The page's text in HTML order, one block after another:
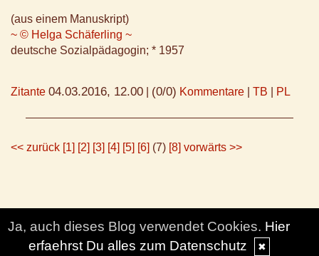
(aus einem Manuskript)
~ © Helga Schäferling ~
deutsche Sozialpädagogin; * 1957
Zitante 04.03.2016, 12.00 (0/0) Kommentare TB PL
<< zurück [1] [2] [3] [4] [5] [6] (7) [8] vorwärts >>
© DesignBlog V5 powered by BlueLionWebdesign.de
Ja, auch dieses Blog verwendet Cookies. Hier
erfaehrst Du alles zum Datenschutz
✖